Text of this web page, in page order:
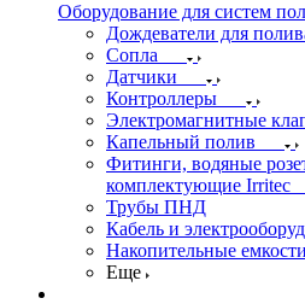
Оборудование для систем
Дождеватели для
Сопла
Датчики
Контроллеры
Электромагнитные
Капельный полив
Фитинги, водяные
комплектующие Irritec
Трубы ПНД
Кабель и
Накопительные
Еще